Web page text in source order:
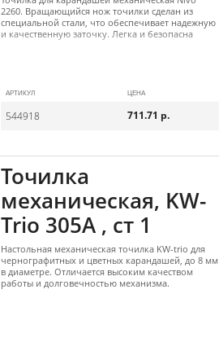
2260. Вращающийся нож точилки сделан из
специальной стали, что обеспечивает надежную
и качественную заточку. Легка и безопасна
АРТИКУЛ ЦЕНА
544918 711.71 р.
Точилка
механическая, KW-
Trio 305A , ст 1
Настольная механическая точилка KW-trio для
чернографитных и цветных карандашей, до 8 мм
в диаметре. Отличается высоким качеством
работы и долговечностью механизма.